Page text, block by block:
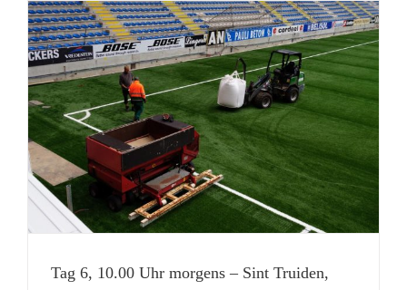
Tag 6, 10.00 Uhr morgens – Sint Truiden,